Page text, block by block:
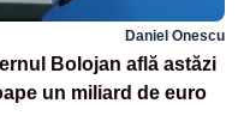
Daniel Onescu
Bolojan află astăzi
un miliard de euro